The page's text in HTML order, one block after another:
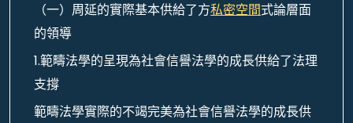
（一）周延的實際基本供給了方私密空間式論層面
的領導
1.範疇法學的呈現為社會信譽法學的成長供給了法理
支撐
範疇法學實際的不竭完美為社會信譽法學的成長供